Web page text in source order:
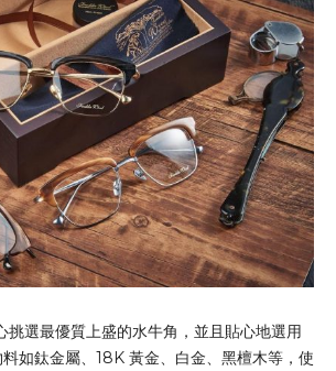
選最優質上盛的水牛角，並且貼心地選用
如鈦金屬、18K 黃金、白金、黑檀木等，使